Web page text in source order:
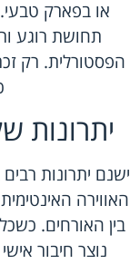
או בפארק טבעי.
תחושת רוגע
הפסטורלית. רק
יתרונות
ישנם יתרונות
האווירה
בין האורחים.
נוצר חיבור